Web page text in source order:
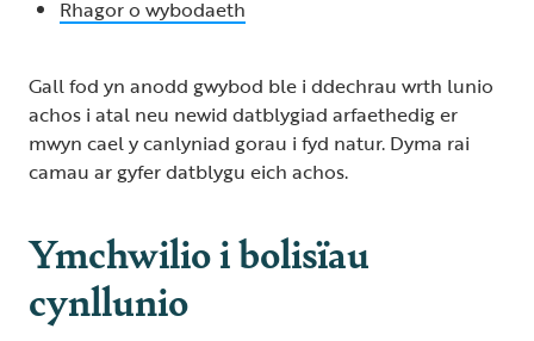
Rhagor o wybodaeth
Gall fod yn anodd gwybod ble i ddechrau wrth lunio
achos i atal neu newid datblygiad arfaethedig er
mwyn cael y canlyniad gorau i fyd natur. Dyma rai
camau ar gyfer datblygu eich achos.
Ymchwilio i bolisïau
cynllunio